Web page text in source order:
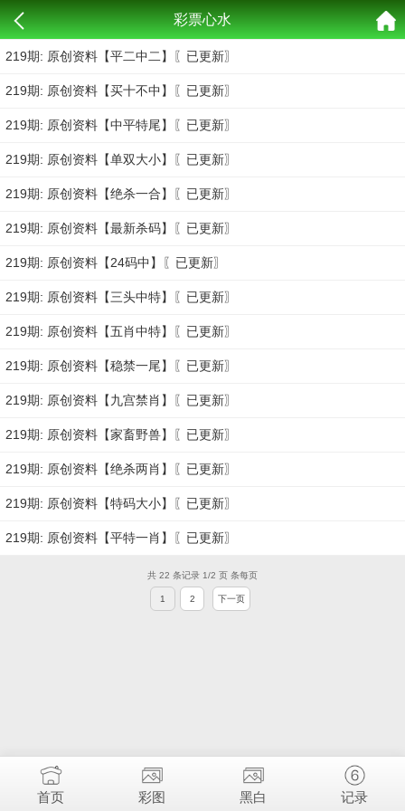
彩票心水
219期: 原创资料【平二中二】〖已更新〗
219期: 原创资料【买十不中】〖已更新〗
219期: 原创资料【中平特尾】〖已更新〗
219期: 原创资料【单双大小】〖已更新〗
219期: 原创资料【绝杀一合】〖已更新〗
219期: 原创资料【最新杀码】〖已更新〗
219期: 原创资料【24码中】〖已更新〗
219期: 原创资料【三头中特】〖已更新〗
219期: 原创资料【五肖中特】〖已更新〗
219期: 原创资料【稳禁一尾】〖已更新〗
219期: 原创资料【九宫禁肖】〖已更新〗
219期: 原创资料【家畜野兽】〖已更新〗
219期: 原创资料【绝杀两肖】〖已更新〗
219期: 原创资料【特码大小】〖已更新〗
219期: 原创资料【平特一肖】〖已更新〗
共 22 条记录 1/2 页 条每页
1 2 下一页
首页 彩图 黑白 记录